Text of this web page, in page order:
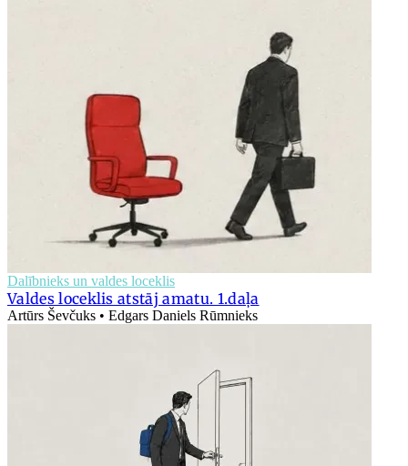
Dalībnieks un valdes loceklis
Valdes loceklis atstāj amatu. 1.daļa
Artūrs Ševčuks • Edgars Daniels Rūmnieks